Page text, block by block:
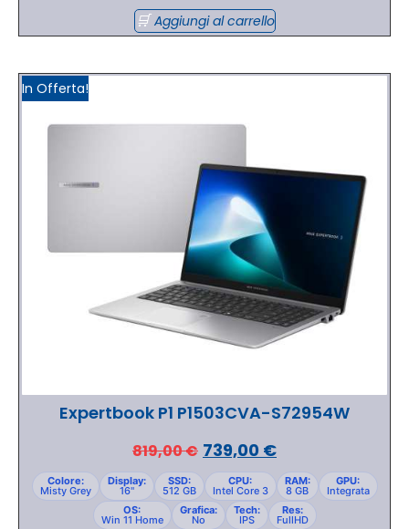
Aggiungi al carrello
In Offerta!
Expertbook P1 P1503CVA-S72954W
819,00€ 739,00 €
Colore:
Misty Grey
Display:
16"
SSD:
512 GB
CPU:
Intel Core 3
RAM:
8 GB
GPU:
Integrata
OS:
Win 11 Home
Grafica:
No
Tech:
IPS
Res:
FullHD